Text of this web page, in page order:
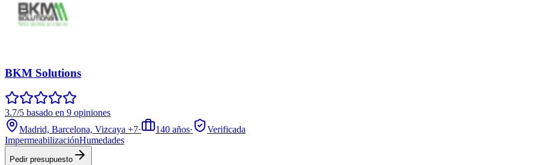
BKM Solutions
3.7/5 basado en 9 opiniones
Madrid, Barcelona, Vizcaya +7· 140 años·
Verificada
ImpermeabilizaciónHumedades
Pedir presupuesto